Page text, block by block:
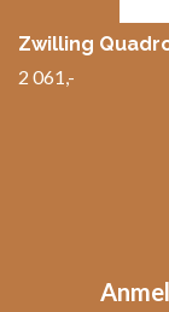
Zwilling
2 061,-